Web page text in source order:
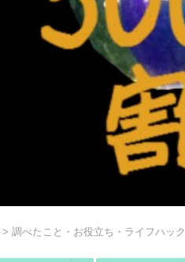
> 調べたこと・お役立ち・ライフハック